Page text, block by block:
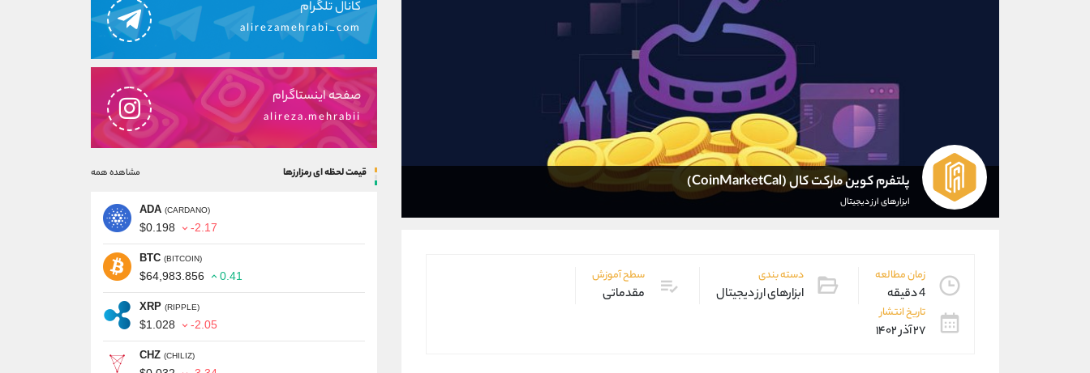
پلتفرم کوین مارکت کال (CoinMarketCal)
ابزارهای ارز دیجیتال
زمان مطالعه
4 دقیقه
دسته بندی
ابزارهای ارز دیجیتال
سطح آموزش
مقدماتی
تاریخ انتشار
۲۷ آذر ۱۴۰۲
کانال تلگرام
alirezamehrabi_com
صفحه اینستاگرام
alireza.mehrabii
قیمت لحظه ای رمزارزها مشاهده همه
ADA (CARDANO)
$0.198 -2.17
BTC (BITCOIN)
$64,983.856 0.41
XRP (RIPPLE)
$1.028 -2.05
CHZ (CHILIZ)